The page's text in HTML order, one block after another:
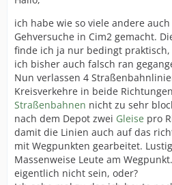
ich habe wie so viele andere
Gehversuche in Cim2 gemacht.
finde ich ja nur bedingt
ich bisher auch falsch ran
Nun verlassen 4
Kreisverkehre in beide
Straßenbahnen nicht zu sehr
nach dem Depot zwei Gleise pro
damit die Linien auch auf das
mit Wegpunkten gearbeitet.
Massenweise Leute am
eigentlich nicht sein, oder?